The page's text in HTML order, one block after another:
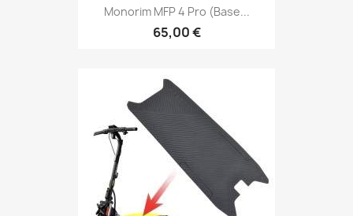
Monorim MFP 4 Pro (base...
65,00 €